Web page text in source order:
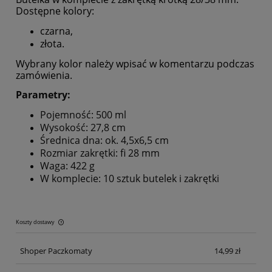
Dostępne kolory:
czarna,
złota.
Wybrany kolor należy wpisać w komentarzu podczas
zamówienia.
Parametry:
Pojemność: 500 ml
Wysokość: 27,8 cm
Średnica dna: ok. 4,5x6,5 cm
Rozmiar zakrętki: fi 28 mm
Waga: 422 g
W komplecie: 10 sztuk butelek i zakrętki
Koszty dostawy
Cena nie zawiera ewentualnych kosztów płatności
Shoper Paczkomaty
14,99 zł